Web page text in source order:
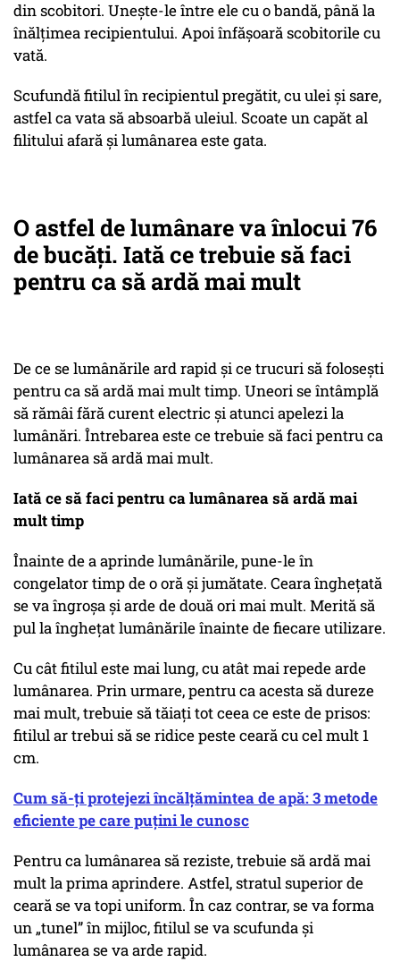
din scobitori. Unește-le între ele cu o bandă, până la
înălțimea recipientului. Apoi înfășoară scobitorile cu
vată.
Scufundă fitilul în recipientul pregătit, cu ulei și sare,
astfel ca vata să absoarbă uleiul. Scoate un capăt al
filitului afară și lumânarea este gata.
O astfel de lumânare va înlocui 76
de bucăți. Iată ce trebuie să faci
pentru ca să ardă mai mult
De ce se lumânările ard rapid și ce trucuri să folosești
pentru ca să ardă mai mult timp. Uneori se întâmplă
să rămâi fără curent electric și atunci apelezi la
lumânări. Întrebarea este ce trebuie să faci pentru ca
lumânarea să ardă mai mult.
Iată ce să faci pentru ca lumânarea să ardă mai
mult timp
Înainte de a aprinde lumânările, pune-le în
congelator timp de o oră și jumătate. Ceara înghețată
se va îngroșa și arde de două ori mai mult. Merită să
pul la înghețat lumânările înainte de fiecare utilizare.
Cu cât fitilul este mai lung, cu atât mai repede arde
lumânarea. Prin urmare, pentru ca acesta să dureze
mai mult, trebuie să tăiați tot ceea ce este de prisos:
fitilul ar trebui să se ridice peste ceară cu cel mult 1
cm.
Cum să-ți protejezi încălțămintea de apă: 3 metode
eficiente pe care puțini le cunosc
Pentru ca lumânarea să reziste, trebuie să ardă mai
mult la prima aprindere. Astfel, stratul superior de
ceară se va topi uniform. În caz contrar, se va forma
un „tunel” în mijloc, fitilul se va scufunda și
lumânarea se va arde rapid.